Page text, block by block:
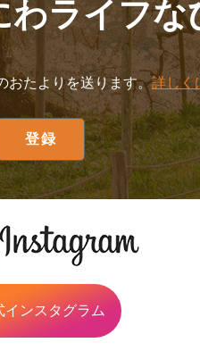
わライフな
おたよりを送ります。詳しく
インスタグラム